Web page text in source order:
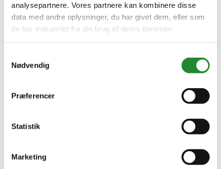
analysepartnere. Vores partnere kan kombinere disse
data med andre oplysninger, du har givet dem, eller som
de har indsamlet fra din brug af deres tjenester.
Nødvendig
Præferencer
Statistik
Marketing
Cookie- og privatlivspolitik
Gavekort
Retur paller